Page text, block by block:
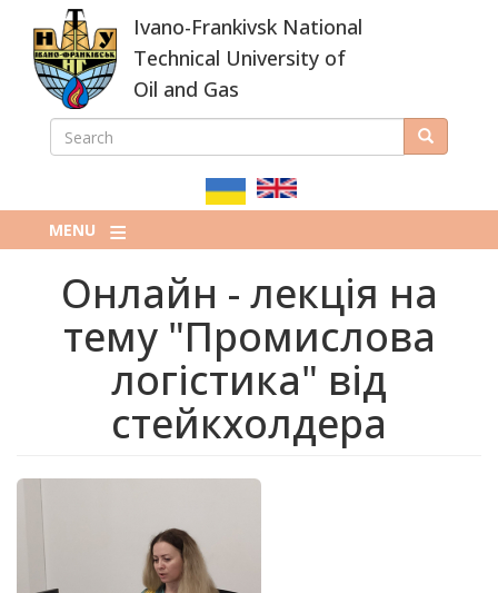
main
content
Ivano-Frankivsk National
Technical University of
Oil and Gas
ПОШУКОВА
SEARCH Search
MENU
Онлайн - лекція на
тему "Промислова
логістика" від
стейкхолдера